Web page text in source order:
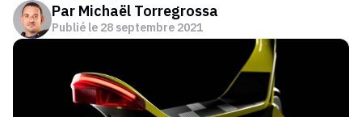
Par Michaël Torregrossa
Publié le 28 septembre 2021